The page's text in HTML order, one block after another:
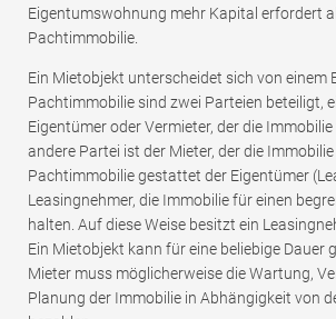
Eigentumswohnung mehr Kapital erfordert
Pachtimmobilie.
Ein Mietobjekt unterscheidet sich von einem
Pachtimmobilie sind zwei Parteien beteiligt,
Eigentümer oder Vermieter, der die
andere Partei ist der Mieter, der die
Pachtimmobilie gestattet der Eigentümer
Leasingnehmer, die Immobilie für einen
halten. Auf diese Weise besitzt ein
Ein Mietobjekt kann für eine beliebige Dauer
Mieter muss möglicherweise die Wartung,
Planung der Immobilie in Abhängigkeit von